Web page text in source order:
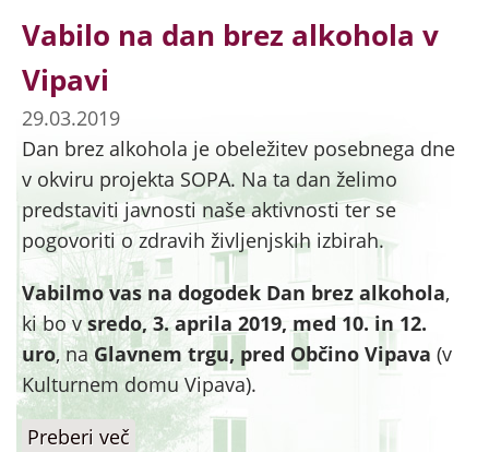
Vabilo na dan brez alkohola v
Vipavi
29.03.2019
Dan brez alkohola je obeležitev posebnega dne
v okviru projekta SOPA. Na ta dan želimo
predstaviti javnosti naše aktivnosti ter se
pogovoriti o zdravih življenjskih izbirah.
Vabilmo vas na dogodek Dan brez alkohola,
ki bo vsredo, 3. aprila 2019, med 10. in 12.
uro, na Glavnem trgu, pred Občino Vipava (v
Kulturnem domu Vipava).
Preberi več o Vabilo na dan brez alkohola v